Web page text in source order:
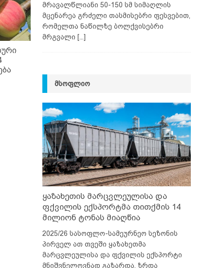
მრავალწლიანი 50-150 სმ სიმაღლის
მცენარეა გრძელი თასმისებრი ფესვებით,
რომელთა ნაწილზე ბოლქვისებრი
მრგვალი [...]
ᲛᲡᲝᲤᲚᲘᲝ
ყაზახეთის მარცვლეულისა და
ფქვილის ექსპორტმა თითქმის 14
მილიონ ტონას მიაღწია
2025/26 სასოფლო-სამეურნეო სეზონის
პირველ ათ თვეში ყაზახეთმა
მარცვლეულისა და ფქვილის ექსპორტი
მნიშვნელოვნად გაზარდა. ზრდა